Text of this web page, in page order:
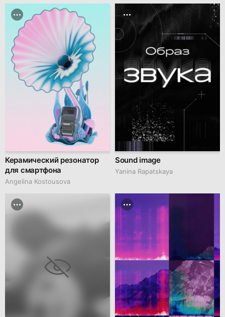
Керамический резонатор
для смартфона
Angelina Kostousova
Sound image
Yanina Rapatskaya